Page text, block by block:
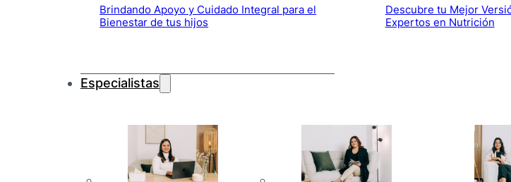
Brindando Apoyo y Cuidado Integral para el
Bienestar de tus hijos
Descubre tu Mejor
Expertos en Nutrición
Especialistas